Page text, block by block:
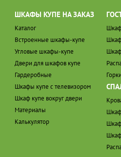
ШКАФЫ КУПЕ НА ЗАКАЗ
Каталог
Встроенные шкафы-купе
Угловые шкафы-купе
Двери для шкафов купе
Гардеробные
Шкафы купе с телевизором
Шкаф купе вокруг двери
Материалы
Калькулятор